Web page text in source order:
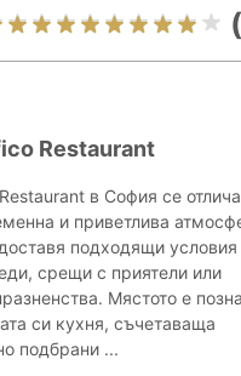
Restaurant
в София се
и приветлива
подходящи условия
срещи с приятели или
Мястото е
си кухня, съчетаваща
подбрани ...